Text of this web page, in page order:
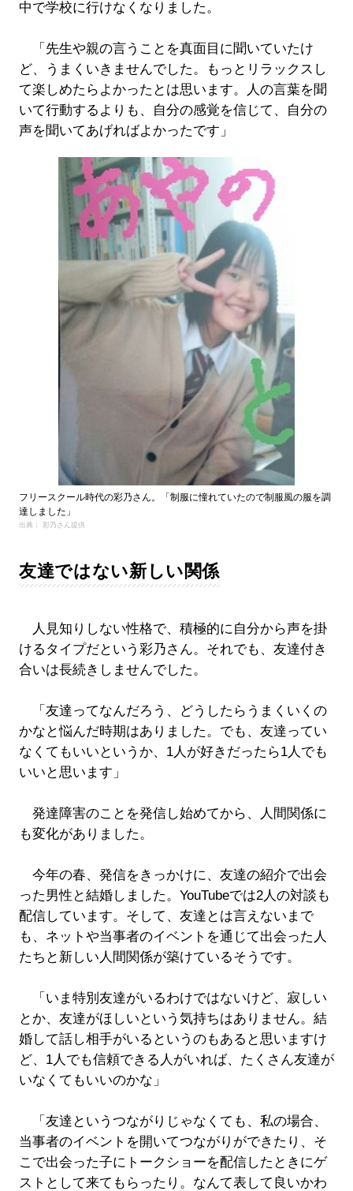
中で学校に行けなくなりました。
「先生や親の言うことを真面目に聞いていたけ
ど、うまくいきませんでした。もっとリラックスし
て楽しめたらよかったとは思います。人の言葉を聞
いて行動するよりも、自分の感覚を信じて、自分の
声を聞いてあげればよかったです」
フリースクール時代の彩乃さん。「制服に憧れていたので制服風の服を調
達しました」
出典： 彩乃さん提供
友達ではない新しい関係
人見知りしない性格で、積極的に自分から声を掛
けるタイプだという彩乃さん。それでも、友達付き
合いは長続きしませんでした。
「友達ってなんだろう、どうしたらうまくいくの
かなと悩んだ時期はありました。でも、友達ってい
なくてもいいというか、1人が好きだったら1人でも
いいと思います」
発達障害のことを発信し始めてから、人間関係に
も変化がありました。
今年の春、発信をきっかけに、友達の紹介で出会
った男性と結婚しました。YouTubeでは2人の対談も
配信しています。そして、友達とは言えないまで
も、ネットや当事者のイベントを通じて出会った人
たちと新しい人間関係が築けているそうです。
「いま特別友達がいるわけではないけど、寂しい
とか、友達がほしいという気持ちはありません。結
婚して話し相手がいるというのもあると思いますけ
ど、1人でも信頼できる人がいれば、たくさん友達が
いなくてもいいのかな」
「友達というつながりじゃなくても、私の場合、
当事者のイベントを開いてつながりができたり、そ
こで出会った子にトークショーを配信したときにゲ
ストとして来てもらったり。なんて表して良いかわ